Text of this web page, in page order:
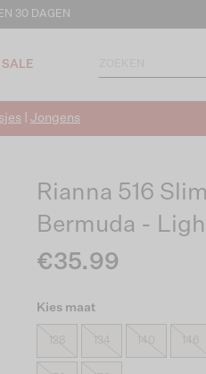
30 DAGEN
SALE
Jongens
Rianna 516
Bermuda -
€35.99
Kies maat
140 146